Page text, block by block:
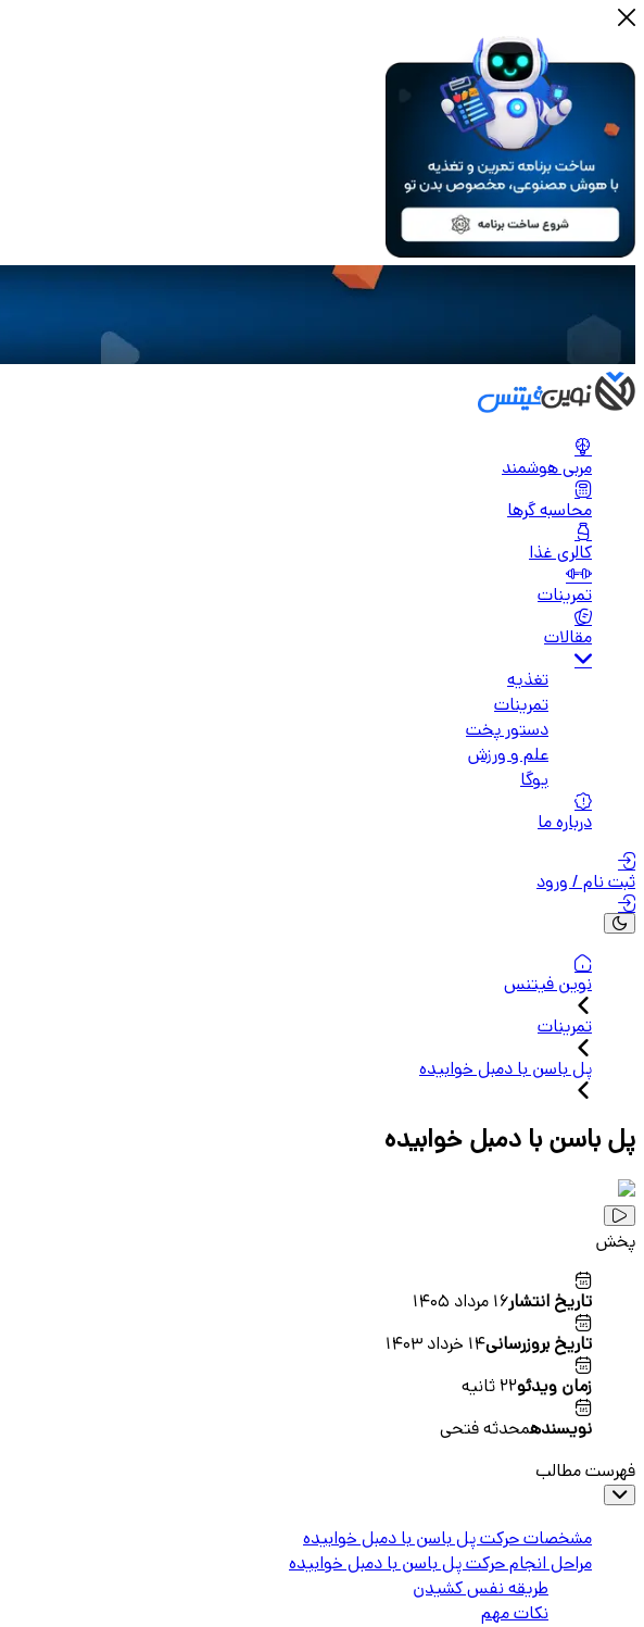
مربی هوشمند
محاسبه گرها
کالری غذا
تمرینات
مقالات
تغذیه
تمرینات
دستور پخت
علم و ورزش
یوگا
درباره ما
ثبت نام / ورود
نوین فیتنس
تمرینات
پل باسن با دمبل خوابیده
پل باسن با دمبل خوابیده
پخش
تاریخ انتشار16 مرداد 1405
تاریخ بروزرسانی14 خرداد 1403
زمان ویدئو22 ثانیه
نویسندهمحدثه فتحی
فهرست مطالب
مشخصات حرکت پل باسن با دمبل خوابیده
مراحل انجام حرکت پل باسن با دمبل خوابیده
طریقه نفس کشیدن
نکات مهم